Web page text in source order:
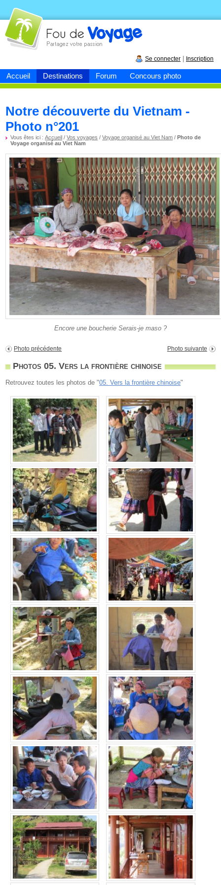
Accueil Destinations Forum Concours photo
Fou devoyage
Se connecter Inscription
Notre découverte du Vietnam -
Photo n°201
Vous êtes ici :Accueil /Vos voyages /Voyage organisé au Viet Nam /Photo de
Voyage organisé au Viet Nam
Encore une boucherie Serais-je maso ?
Photo précédente Photo suivante
Photos 05. Vers la frontière chinoise
Retrouvez toutes les photos de "05. Vers la frontière chinoise"